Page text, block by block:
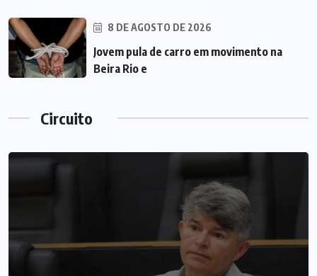
8 DE AGOSTO DE 2026
Jovem pula de carro em movimento na
Beira Rio e
Circuito